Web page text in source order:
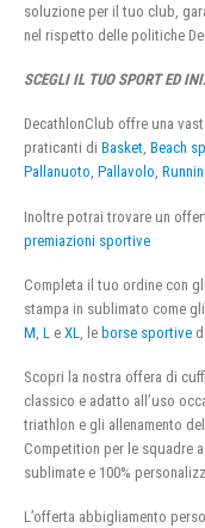
soluzione per il tuo club,
nel rispetto delle politiche
SCEGLI IL TUO SPORT ED
DecathlonClub offre una
praticanti di Basket, Beach
Pallanuoto, Pallavolo,
Inoltre potrai trovare un
premiazioni sportive
Completa il tuo ordine con
stampa in sublimato come gli
M L e XL , le borse sportive
Scopri la nostra offera di
classico e adatto all’uso
triathlon e gli allenamento
Competition per le squadre
sublimate e 100%
L’offerta abbigliamento